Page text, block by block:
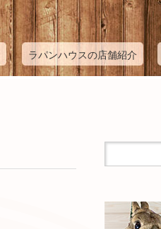
ラパンハウスの店舗紹介